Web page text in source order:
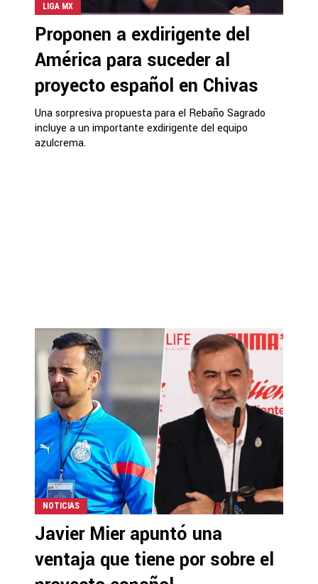
LIGA MX
Proponen a exdirigente del
América para suceder al
proyecto español en Chivas
Una sorpresiva propuesta para el Rebaño Sagrado
incluye a un importante exdirigente del equipo
azulcrema.
NOTICIAS
Javier Mier apuntó una
ventaja que tiene por sobre el